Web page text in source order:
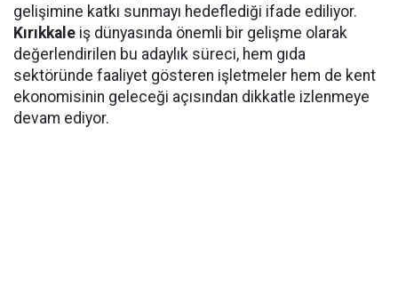
gelişimine katkı sunmayı hedeflediği ifade ediliyor.
Kırıkkale iş dünyasında önemli bir gelişme olarak
değerlendirilen bu adaylık süreci, hem gıda
sektöründe faaliyet gösteren işletmeler hem de kent
ekonomisinin geleceği açısından dikkatle izlenmeye
devam ediyor.